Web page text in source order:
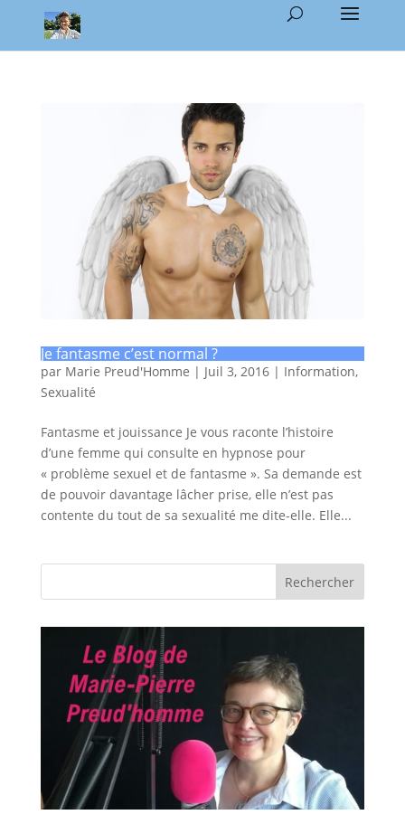
Je fantasme c’est normal ?
par Marie Preud'Homme | Juil 3, 2016| Information,
Sexualité
Fantasme et jouissance Je vous raconte l’histoire
d’une femme qui consulte en hypnose pour
« problème sexuel et de fantasme ». Sa demande est
de pouvoir davantage lâcher prise, elle n’est pas
contente du tout de sa sexualité me dite-elle. Elle...